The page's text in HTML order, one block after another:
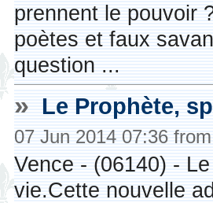
prennent le pouvoir
poètes et faux
question ...
» Le Prophète,
07 Jun 2014 07:36
Vence - (06140) -
vie.Cette nouvelle